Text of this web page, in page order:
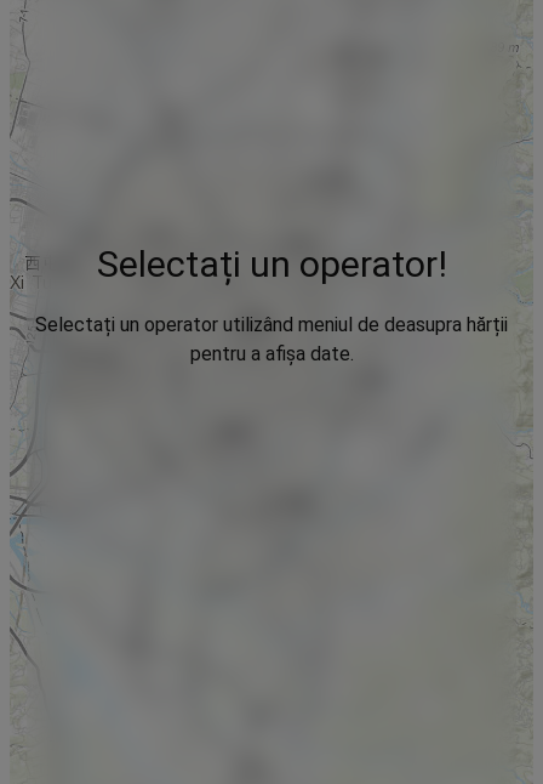
Selectați un operator!
Selectați un operator utilizând meniul de deasupra hărții
pentru a afișa date.